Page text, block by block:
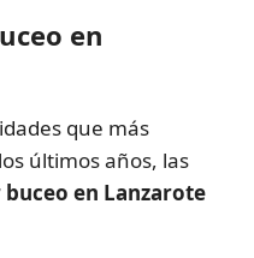
en
que más
últimos años, las
en Lanzarote